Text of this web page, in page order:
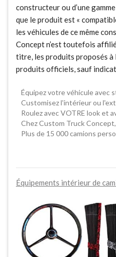
constructeur ou d’une
que le produit est «
les véhicules de ce même
Concept n’est toutefois
titre, les produits proposés à
produits officiels, sauf
Équipez votre véhicule avec
Customisez l'intérieur ou
Roulez avec VOTRE look et
Chez Custom Truck
Plus de 15 000 camions
Équipements intérieur de